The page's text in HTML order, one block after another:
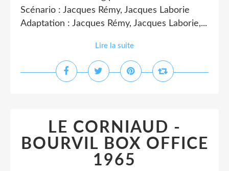
Scénario : Jacques Rémy, Jacques Laborie
Adaptation : Jacques Rémy, Jacques Laborie,...
Lire la suite
LE CORNIAUD -
BOURVIL BOX OFFICE
1965